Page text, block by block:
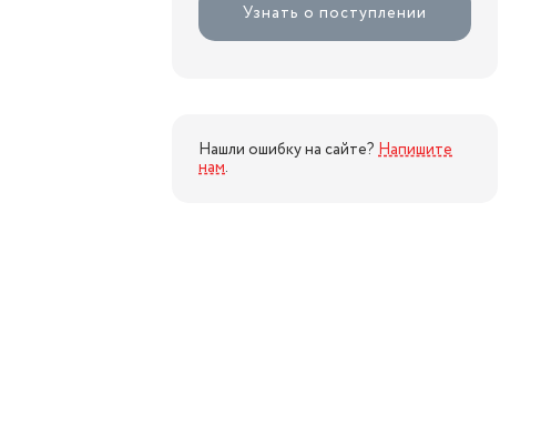
Узнать о поступлении
Нашли ошибку на сайте? Напишите
нам.